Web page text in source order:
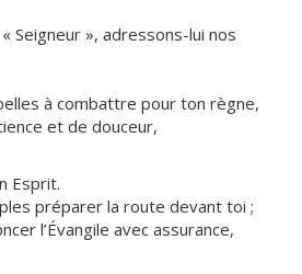
Seigneur », adressons-lui nos
à combattre pour ton règne,
et de douceur,
Esprit.
préparer la route devant toi ;
l’Évangile avec assurance,